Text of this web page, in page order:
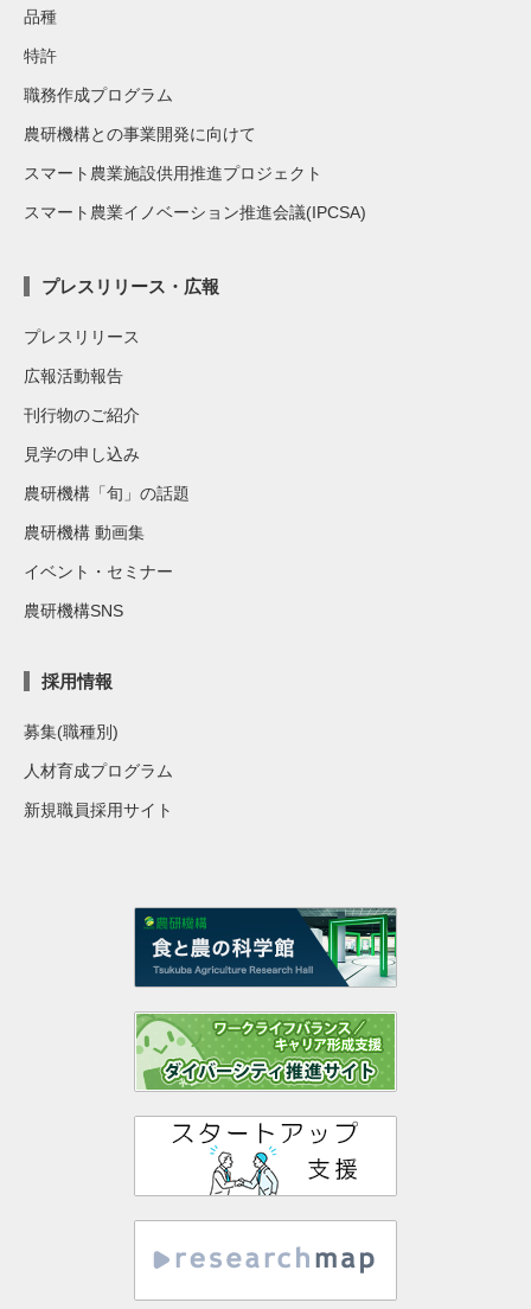
品種
特許
職務作成プログラム
農研機構との事業開発に向けて
スマート農業施設供用推進プロジェクト
スマート農業イノベーション推進会議(IPCSA)
プレスリリース・広報
プレスリリース
広報活動報告
刊行物のご紹介
見学の申し込み
農研機構「旬」の話題
農研機構 動画集
イベント・セミナー
農研機構SNS
採用情報
募集(職種別)
人材育成プログラム
新規職員採用サイト